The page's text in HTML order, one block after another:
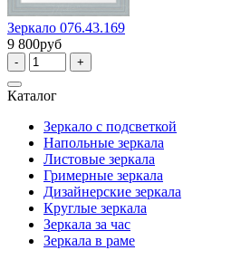
Зеркало 076.43.169
9 800руб
- +
Каталог
Зеркало с подсветкой
Напольные зеркала
Листовые зеркала
Гримерные зеркала
Дизайнерские зеркала
Круглые зеркала
Зеркала за час
Зеркала в раме